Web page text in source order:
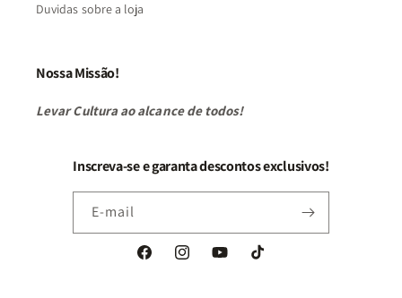
Duvidas sobre a loja
Nossa Missão!
Levar Cultura ao alcance de todos!
Inscreva-se e garanta descontos exclusivos!
E-mail
FacebookInstagramYouTubeTikTok